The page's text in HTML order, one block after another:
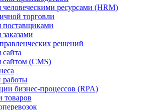
ресурсами (HRM)
торговли
поставщиками
решений
сайтом (CMS)
работы
бизнес-процессов (RPA)
товаров